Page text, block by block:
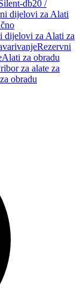
db20 /
dijelovi za Alati
dijelovi za Alati za
Rezervni
Alati za obradu
za alate za
obradu